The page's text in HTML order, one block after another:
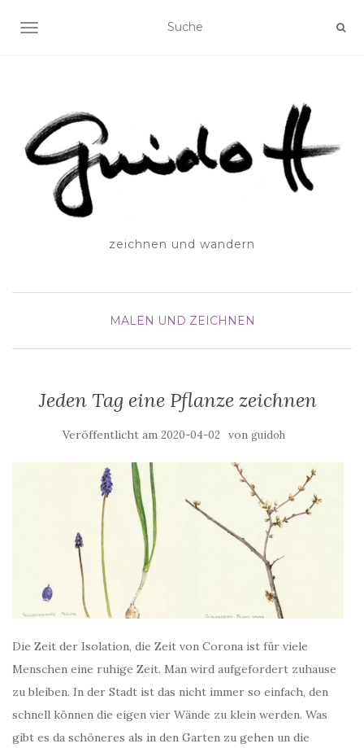
SCHALTE NAVIGATION
zeichnen und wandern
MALEN UND ZEICHNEN
Jeden Tag eine Pflanze zeichnen
Veröffentlicht am 2020-04-02 von guidoh
Die Zeit der Isolation, die Zeit von Corona ist für viele
Menschen eine ruhige Zeit. Man wird aufgefordert zuhause
zu bleiben. In der Stadt ist das nicht immer so einfach, den
schnell können die eigen vier Wände zu klein werden. Was
gibt es da schöneres als in den Garten zu gehen un die